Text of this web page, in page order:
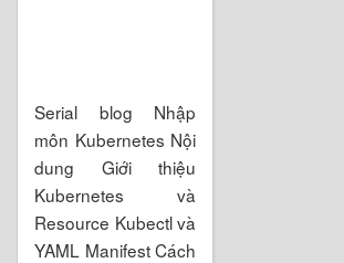
Serial blog Nhập
môn Kubernetes Nội
dung Giới thiệu
Kubernetes và
Resource Kubectl và
YAML Manifest Cách